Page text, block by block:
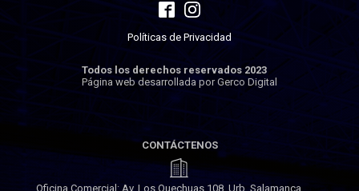
Políticas de Privacidad
Todos los derechos reservados 2023
Página web desarrollada por Gerco Digital
CONTÁCTENOS
Oficina Comercial: Av. Los Quechuas 108, Urb. Salamanca,